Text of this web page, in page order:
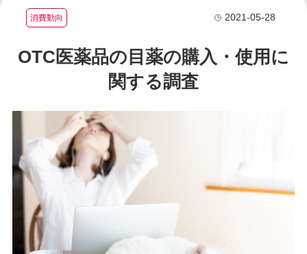
消費動向 2021-05-28
OTC医薬品の目薬の購入・使用に
関する調査